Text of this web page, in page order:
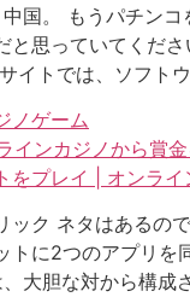
国。 もうパチン
と思っていてくだ
イトでは、ソフト
ノゲーム
インカジノから賞
をプレイ | オンラ
ック ネタはあるの
トに2つのアプリ
大胆な対から構